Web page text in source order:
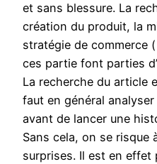
et sans blessure. La
création du produit, la
stratégie de commerce
ces partie font parties
La recherche du article
faut en général
avant de lancer une
Sans cela, on se risque
surprises. Il est en effet